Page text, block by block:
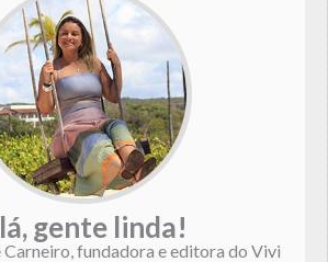
gente linda!
Carneiro, fundadora e editora do Vivi